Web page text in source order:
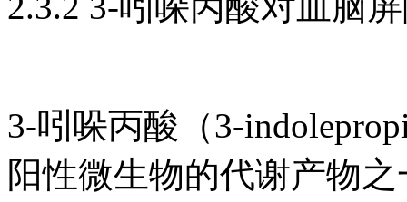
3-吲哚丙酸（3-
阳性微生物的代谢产物